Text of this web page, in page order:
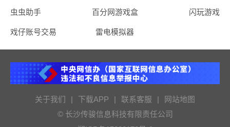
虫虫助手 百分网游戏盒 闪玩游戏
戏仔账号交易 雷电模拟器
关于我们 | 下载APP | 联系客服 |
网站地图
© 长沙传骏信息科技有限责任公司